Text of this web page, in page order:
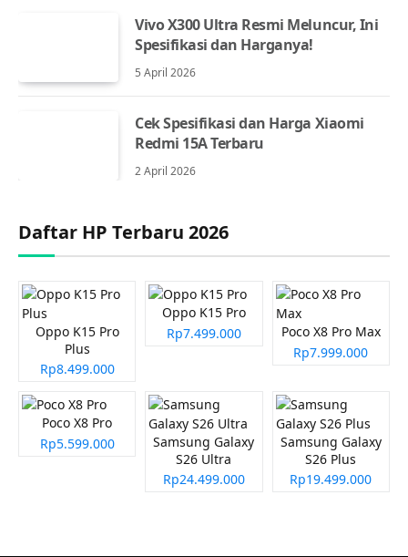
Vivo X300 Ultra Resmi Meluncur, Ini
Spesifikasi dan Harganya!
5 April 2026
Cek Spesifikasi dan Harga Xiaomi
Redmi 15A Terbaru
2 April 2026
Daftar HP Terbaru 2026
Oppo K15 Pro
Plus
Rp8.499.000
Oppo K15 Pro
Rp7.499.000
Poco X8 Pro Max
Rp7.999.000
Poco X8 Pro
Rp5.599.000
Samsung Galaxy
S26 Ultra
Rp24.499.000
Samsung Galaxy
S26 Plus
Rp19.499.000